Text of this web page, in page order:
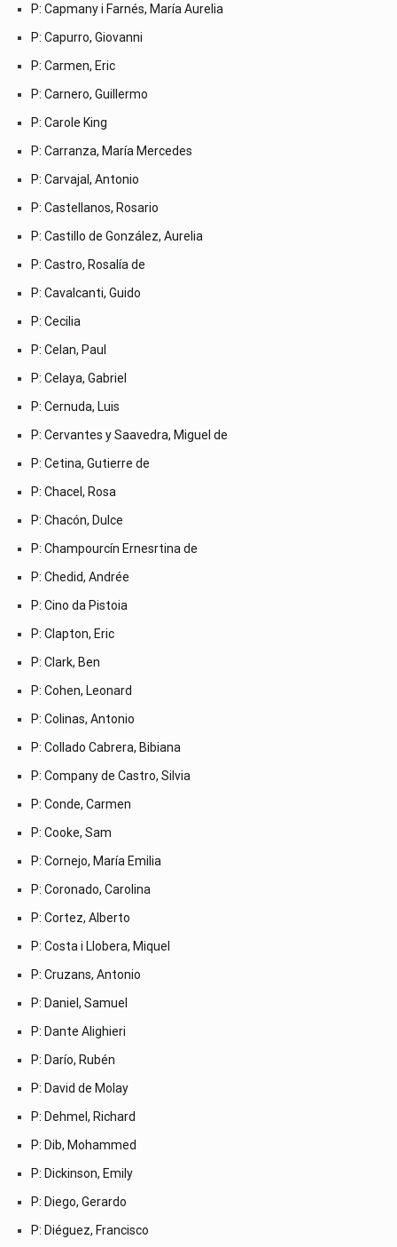
P: Capmany i Farnés, María Aurelia
P: Capurro, Giovanni
P: Carmen, Eric
P: Carnero, Guillermo
P: Carole King
P: Carranza, María Mercedes
P: Carvajal, Antonio
P: Castellanos, Rosario
P: Castillo de González, Aurelia
P: Castro, Rosalía de
P: Cavalcanti, Guido
P: Cecilia
P: Celan, Paul
P: Celaya, Gabriel
P: Cernuda, Luis
P: Cervantes y Saavedra, Miguel de
P: Cetina, Gutierre de
P: Chacel, Rosa
P: Chacón, Dulce
P: Champourcín Ernesrtina de
P: Chedid, Andrée
P: Cino da Pistoia
P: Clapton, Eric
P: Clark, Ben
P: Cohen, Leonard
P: Colinas, Antonio
P: Collado Cabrera, Bibiana
P: Company de Castro, Silvia
P: Conde, Carmen
P: Cooke, Sam
P: Cornejo, María Emilia
P: Coronado, Carolina
P: Cortez, Alberto
P: Costa i Llobera, Miquel
P: Cruzans, Antonio
P: Daniel, Samuel
P: Dante Alighieri
P: Darío, Rubén
P: David de Molay
P: Dehmel, Richard
P: Dib, Mohammed
P: Dickinson, Emily
P: Diego, Gerardo
P: Diéguez, Francisco